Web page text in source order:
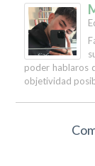
poder hablaros
objetividad